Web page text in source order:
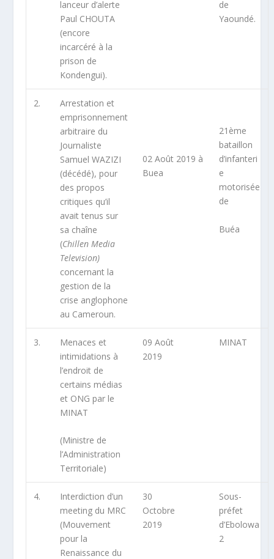
lanceur d’alerte
Paul CHOUTA
(encore
incarcéré à la
prison de
Kondengui).
de
Yaoundé.
2.
Arrestation et
emprisonnement
arbitraire du
Journaliste
Samuel WAZIZI
(décédé), pour
des propos
critiques qu’il
avait tenus sur
sa chaîne
(Chillen Media
Television)
concernant la
gestion de la
crise anglophone
au Cameroun.
02 Août 2019 à
Buea
21 ème
bataillon
d’infanteri
e
motorisée
de
Buéa
3.
Menaces et
intimidations à
l’endroit de
certains médias
et ONG par le
MINAT
(Ministre de
l’Administration
Territoriale)
09 Août
2019
MINAT
4.
Interdiction d’un
meeting du MRC
(Mouvement
pour la
Renaissance du
30
Octobre
2019
Sous-
préfet
d’Ebolowa
2